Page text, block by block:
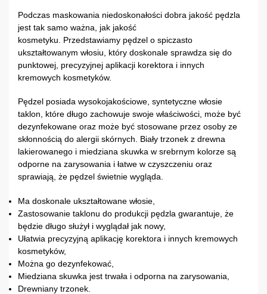
Podczas maskowania niedoskonałości dobra jakość pędzla
jest tak samo ważna, jak jakość
kosmetyku. Przedstawiamy pędzel o spiczasto
ukształtowanym włosiu, który doskonale sprawdza się do
punktowej, precyzyjnej aplikacji korektora i innych
kremowych kosmetyków.
Pędzel posiada wysokojakościowe, syntetyczne włosie
taklon, które długo zachowuje swoje właściwości, może być
dezynfekowane oraz może być stosowane przez osoby ze
skłonnością do alergii skórnych. Biały trzonek z drewna
lakierowanego i miedziana skuwka w srebrnym kolorze są
odporne na zarysowania i łatwe w czyszczeniu oraz
sprawiają, że pędzel świetnie wygląda.
Ma doskonale ukształtowane włosie,
Zastosowanie taklonu do produkcji pędzla gwarantuje, że
będzie długo służył i wyglądał jak nowy,
Ułatwia precyzyjną aplikację korektora i innych kremowych
kosmetyków,
Można go dezynfekować,
Miedziana skuwka jest trwała i odporna na zarysowania,
Drewniany trzonek.